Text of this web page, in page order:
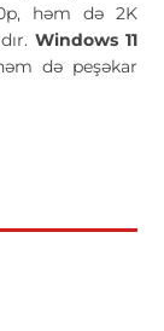
həm də 2K
Windows 11
də peşəkar